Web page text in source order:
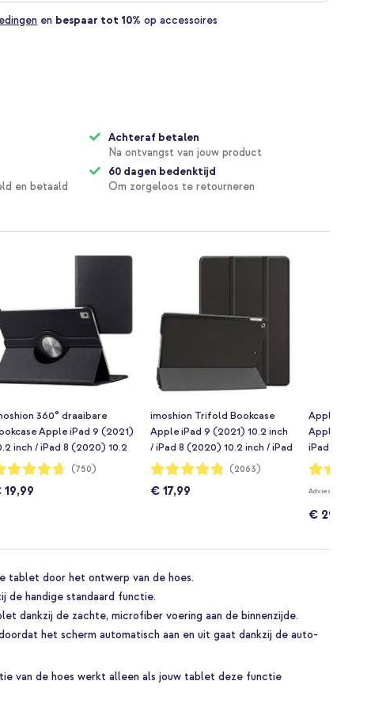
en bespaar tot 10% op accessoires
en betaald
Achteraf betalen
Na ontvangst van jouw product
60 dagen bedenktijd
Om zorgeloos te retourneren
360° draaibare
Apple iPad 9 (2021)
inch / iPad 8 (2020) 10.2
/ iPad 7 (2019) 10.2 inch -
(750)
19,99
imoshion Trifold Bookcase
Apple iPad 9 (2021) 10.2 inch
/ iPad 8 (2020) 10.2 inch / iPad
7 (2019) 10.2 inch - Zwart
Waardering:
96%
(2063)
€ 17,99
Apple Smart
Apple iPad
iPad 8
(2019) 10.2
10.5 (2017) -
Zwart
Waardering:
96%
Adviesprijs
€ 29,99
tablet door het ontwerp van de hoes.
de handige standaard functie.
dankzij de zachte, microfiber voering aan de binnenzijde.
het scherm automatisch aan en uit gaat dankzij de auto-
van de hoes werkt alleen als jouw tablet deze functie